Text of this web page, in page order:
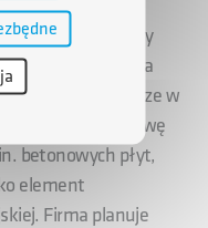
nakłady
firma Klamal, która
terenach jeszcze w
na budowę
betonowych płyt,
element
Firma planuje